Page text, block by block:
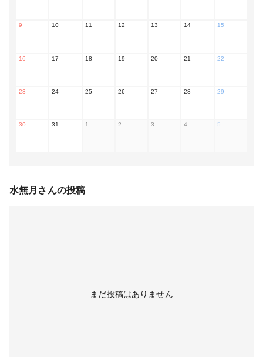
9 10 11 12 13 14 15
16 17 18 19 20 21 22
23 24 25 26 27 28 29
30 31 1 2 3 4 5
水無月 さんの投稿
まだ投稿はありません